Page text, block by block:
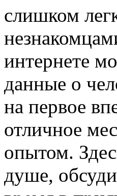
слишком
интернете
данные о
на первое
отличное
опытом.
душе,